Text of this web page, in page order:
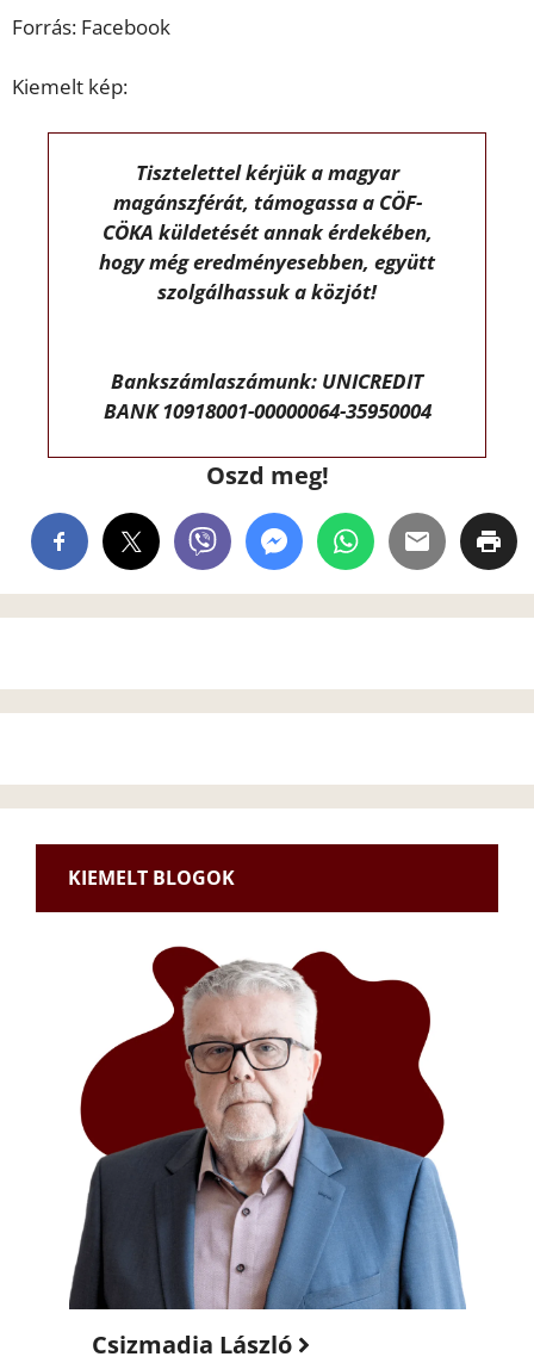
Forrás: Facebook
Kiemelt kép:
Tisztelettel kérjük a magyar
magánszférát, támogassa a CÖF-
CÖKA küldetését annak érdekében,
hogy még eredményesebben, együtt
szolgálhassuk a közjót!
Bankszámlaszámunk: UNICREDIT
BANK 10918001-00000064-35950004
Oszd meg!
KIEMELT BLOGOK
Csizmadia László